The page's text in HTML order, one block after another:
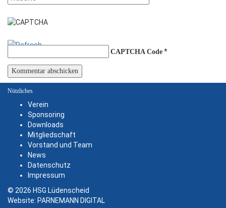
CAPTCHA Code *
Nützliches
Verein
Sponsoring
Downloads
Mitgliedschaft
Vorstand und Team
News
Datenschutz
Impressum
© 2026 HSG Lüdenscheid
Website: PARNEMANN DIGITAL